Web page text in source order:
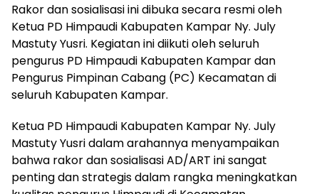
Rakor dan sosialisasi ini dibuka secara resmi oleh
Ketua PD Himpaudi Kabupaten Kampar Ny. July
Mastuty Yusri. Kegiatan ini diikuti oleh seluruh
pengurus PD Himpaudi Kabupaten Kampar dan
Pengurus Pimpinan Cabang (PC) Kecamatan di
seluruh Kabupaten Kampar.
Ketua PD Himpaudi Kabupaten Kampar Ny. July
Mastuty Yusri dalam arahannya menyampaikan
bahwa rakor dan sosialisasi AD/ART ini sangat
penting dan strategis dalam rangka meningkatkan